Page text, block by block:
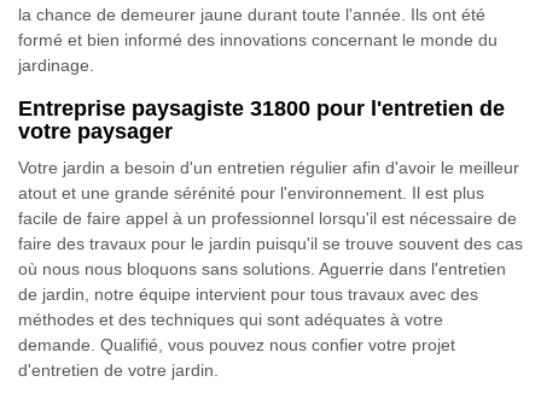
la chance de demeurer jaune durant toute l'année. Ils ont été
formé et bien informé des innovations concernant le monde du
jardinage.
Entreprise paysagiste 31800 pour l'entretien de
votre paysager
Votre jardin a besoin d'un entretien régulier afin d'avoir le meilleur
atout et une grande sérénité pour l'environnement. Il est plus
facile de faire appel à un professionnel lorsqu'il est nécessaire de
faire des travaux pour le jardin puisqu'il se trouve souvent des cas
où nous nous bloquons sans solutions. Aguerrie dans l'entretien
de jardin, notre équipe intervient pour tous travaux avec des
méthodes et des techniques qui sont adéquates à votre
demande. Qualifié, vous pouvez nous confier votre projet
d'entretien de votre jardin.